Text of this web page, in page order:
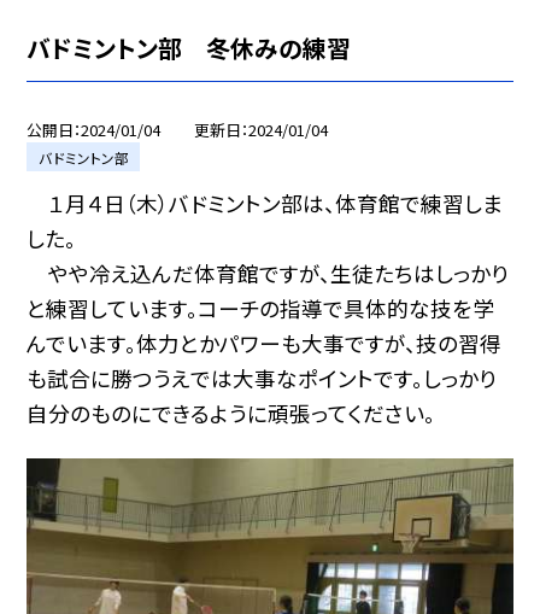
バドミントン部 冬休みの練習
公開日 2024/01/04 更新日 2024/01/04
バドミントン部
１月４日（木）バドミントン部は、体育館で練習しま
した。
やや冷え込んだ体育館ですが、生徒たちはしっかり
と練習しています。コーチの指導で具体的な技を学
んでいます。体力とかパワーも大事ですが、技の習得
も試合に勝つうえでは大事なポイントです。しっかり
自分のものにできるように頑張ってください。